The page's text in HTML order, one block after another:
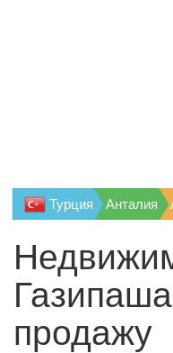
Турция Анталия
продажу